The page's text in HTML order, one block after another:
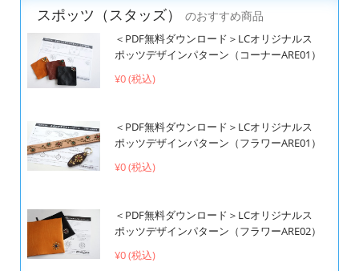
スポッツ（スタッズ）
のおすすめ商品
＜PDF無料ダウンロード＞LCオリジナルス
ポッツデザインパターン（コーナーARE01）
¥0 (税込)
＜PDF無料ダウンロード＞LCオリジナルス
ポッツデザインパターン（フラワーARE01）
¥0 (税込)
＜PDF無料ダウンロード＞LCオリジナルス
ポッツデザインパターン（フラワーARE02）
¥0 (税込)